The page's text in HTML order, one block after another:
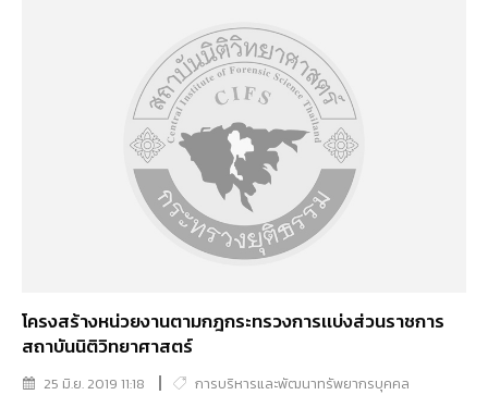
โครงสร้างหน่วยงานตามกฎกระทรวงการเเบ่งส่วนราชการ
สถาบันนิติวิทยาศาสตร์
25 มิ.ย. 2019 11:18 การบริหารและพัฒนาทรัพยากรบุคคล